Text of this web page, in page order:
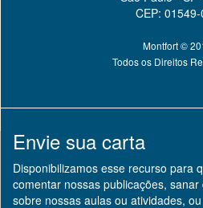
CEP:
Montfort ©
Todos os Direitos
Envie sua carta
Disponibilizamos esse recurso para
comentar nossas publicações,
sobre nossas aulas ou atividades,